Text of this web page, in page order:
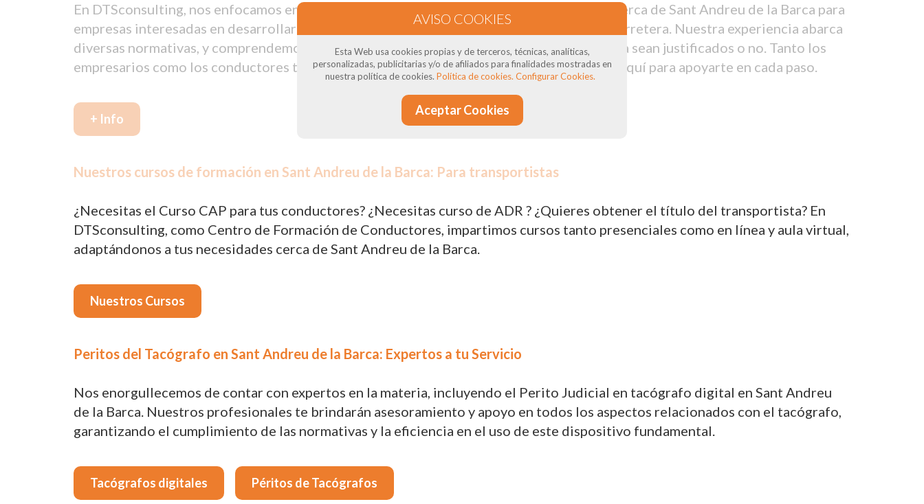
En DTSconsulting, nos enfocamos en proporcionar servicios de consultoría y formación cerca de Sant Andreu de la Barca para
empresas interesadas en desarrollar las competencias profesionales del transporte por carretera. Nuestra experiencia abarca
diversas normativas, y comprendemos que en ocasiones pueden surgir incumplimientos, ya sean justificados o no. Tanto los
empresarios como los conductores tienen derecho a reclamaciones y defensa, y estamos aquí para apoyarte en cada paso.
+ Info
Nuestros cursos de formación en Sant Andreu de la Barca: Para transportistas
¿Necesitas el Curso CAP para tus conductores? ¿Necesitas curso de ADR ? ¿Quieres obtener el título del transportista? En
DTSconsulting, como Centro de Formación de Conductores, impartimos cursos tanto presenciales como en línea y aula virtual,
adaptándonos a tus necesidades cerca de Sant Andreu de la Barca.
Nuestros Cursos
Peritos del Tacógrafo en Sant Andreu de la Barca: Expertos a tu Servicio
Nos enorgullecemos de contar con expertos en la materia, incluyendo el Perito Judicial en tacógrafo digital en Sant Andreu
de la Barca. Nuestros profesionales te brindarán asesoramiento y apoyo en todos los aspectos relacionados con el tacógrafo,
garantizando el cumplimiento de las normativas y la eficiencia en el uso de este dispositivo fundamental.
Tacógrafos digitales Péritos de Tacógrafos
Esta Web usa cookies propias y de terceros, técnicas, analíticas,
personalizadas, publicitarias y/o de afiliados para finalidades mostradas en
nuestra política de cookies. Política de cookies. Configurar Cookies.
Aceptar Cookies